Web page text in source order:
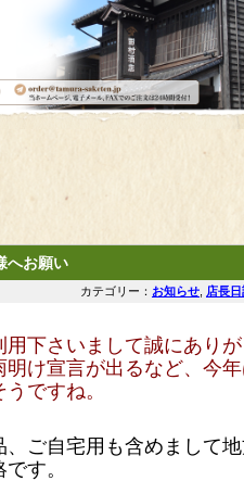
へお願い
カテゴリー： お知らせ 店長日
用下さいまして誠にあり
明け宣言が出るなど、今
ですね。
、ご自宅用も含めまして
す。